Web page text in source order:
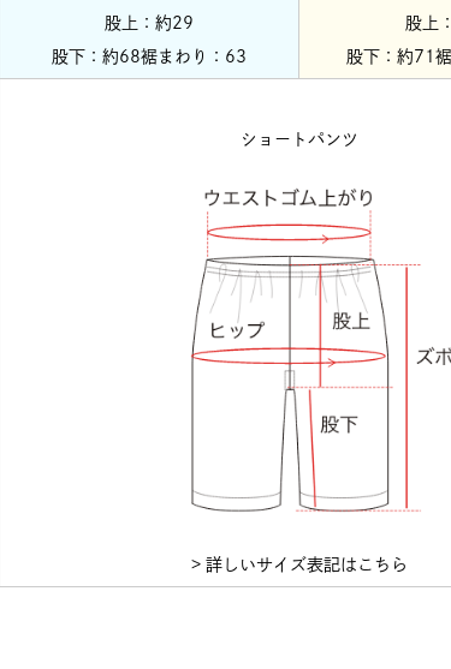
股上：約29
股下：約68裾まわり：63
股上
股下：約71
ショートパンツ
> 詳しいサイズ表記はこちら